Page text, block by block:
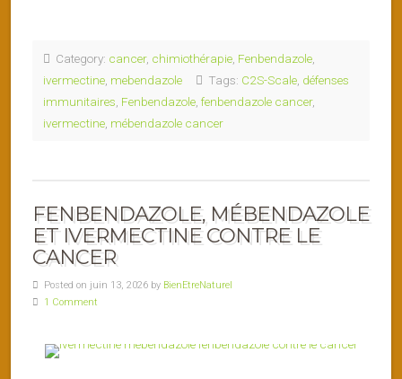
Category: cancer, chimiothérapie Fenbendazole
ivermectine mebendazole Tags: C2S-Scale défenses
immunitaires Fenbendazole fenbendazole cancer,
ivermectine mébendazole cancer
FENBENDAZOLE, MÉBENDAZOLE
ET IVERMECTINE CONTRE LE
CANCER
Posted on juin 13, 2026 by BienEtreNaturel
1 Comment